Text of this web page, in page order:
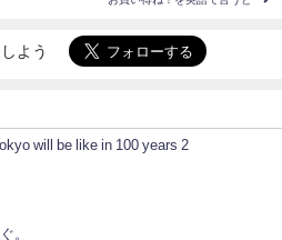
よう
will be like in 100 years 2
。